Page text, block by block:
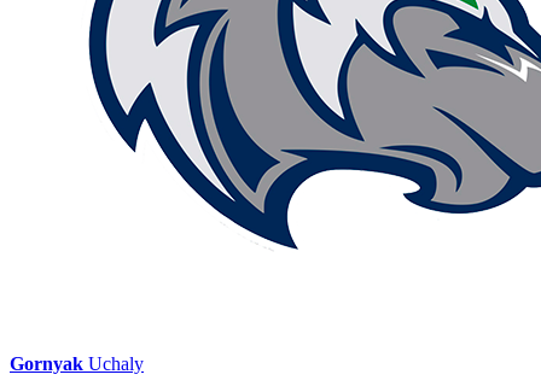
Gornyak Uchaly